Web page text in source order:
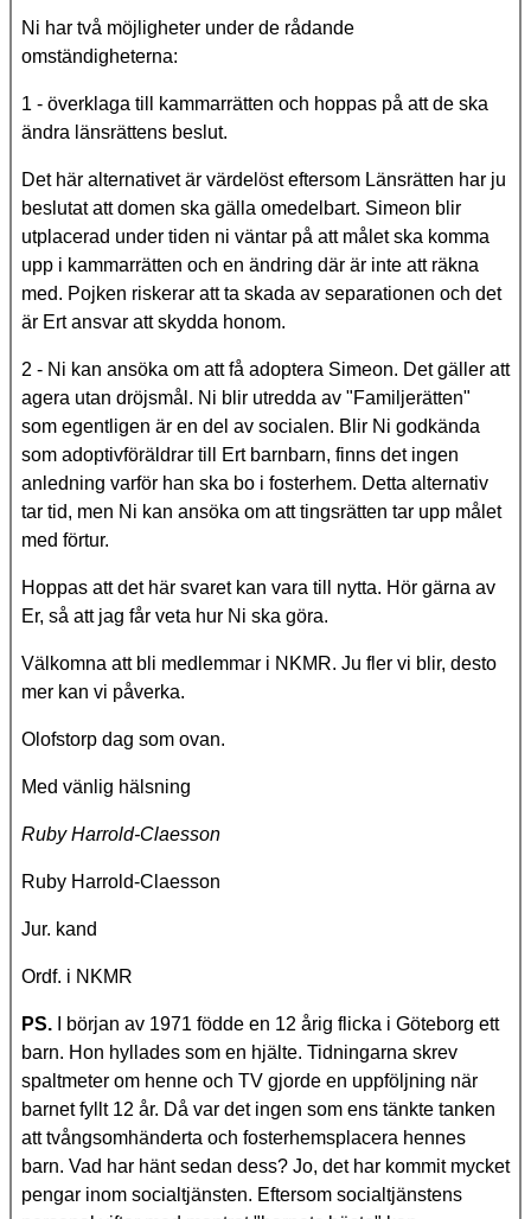
Ni har två möjligheter under de rådande
omständigheterna:
1 - överklaga till kammarrätten och hoppas på att de ska
ändra länsrättens beslut.
Det här alternativet är värdelöst eftersom Länsrätten har ju
beslutat att domen ska gälla omedelbart. Simeon blir
utplacerad under tiden ni väntar på att målet ska komma
upp i kammarrätten och en ändring där är inte att räkna
med. Pojken riskerar att ta skada av separationen och det
är Ert ansvar att skydda honom.
2 - Ni kan ansöka om att få adoptera Simeon. Det gäller att
agera utan dröjsmål. Ni blir utredda av "Familjerätten"
som egentligen är en del av socialen. Blir Ni godkända
som adoptivföräldrar till Ert barnbarn, finns det ingen
anledning varför han ska bo i fosterhem. Detta alternativ
tar tid, men Ni kan ansöka om att tingsrätten tar upp målet
med förtur.
Hoppas att det här svaret kan vara till nytta. Hör gärna av
Er, så att jag får veta hur Ni ska göra.
Välkomna att bli medlemmar i NKMR. Ju fler vi blir, desto
mer kan vi påverka.
Olofstorp dag som ovan.
Med vänlig hälsning
Ruby Harrold-Claesson
Ruby Harrold-Claesson
Jur. kand
Ordf. i NKMR
PS. I början av 1971 födde en 12 årig flicka i Göteborg ett
barn. Hon hyllades som en hjälte. Tidningarna skrev
spaltmeter om henne och TV gjorde en uppföljning när
barnet fyllt 12 år. Då var det ingen som ens tänkte tanken
att tvångsomhänderta och fosterhemsplacera hennes
barn. Vad har hänt sedan dess? Jo, det har kommit mycket
pengar inom socialtjänsten. Eftersom socialtjänstens